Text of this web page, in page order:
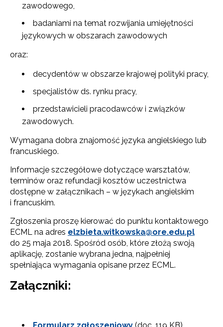
zawodowego,
badaniami na temat rozwijania umiejętności
językowych w obszarach zawodowych
oraz:
decydentów w obszarze krajowej polityki pracy,
specjalistów ds. rynku pracy,
przedstawicieli pracodawców i związków
zawodowych.
Wymagana dobra znajomość języka angielskiego lub
francuskiego.
Informacje szczegółowe dotyczące warsztatów,
terminów oraz refundacji kosztów uczestnictwa
dostępne w załącznikach – w językach angielskim
i francuskim.
Zgłoszenia proszę kierować do punktu kontaktowego
ECML na adres elzbieta.witkowska@ore.edu.pl
do 25 maja 2018. Spośród osób, które złożą swoją
aplikację, zostanie wybrana jedna, najpełniej
spełniająca wymagania opisane przez ECML.
Załączniki: